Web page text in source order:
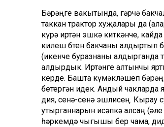
Бәрәңге вакытында, гәрчә
таккан трактор хуҗалары да
күрә иртән эшкә киткәнче,
килеш бөтен бакчаны алдыртып
(икенче буразнаны алдырганда
алдырдык. Иртәнге алтынчы
керде. Башта күмәкләшеп
бетергән идек. Андый
дия, сөенә-сөенә эшлисең.
утырганнарын исәпкә алсаң
һәркемдә чыгышы бер чама,